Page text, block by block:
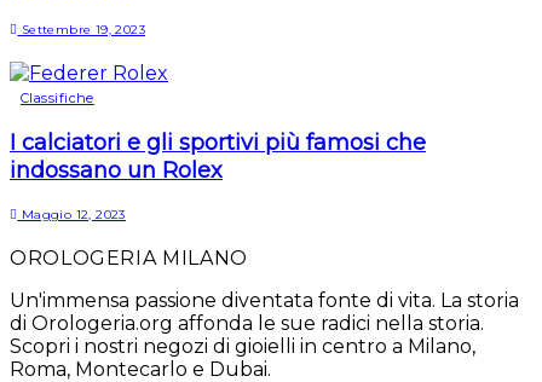
Settembre 19, 2023
Classifiche
I calciatori e gli sportivi più famosi che
indossano un Rolex
Maggio 12, 2023
OROLOGERIA MILANO
Un'immensa passione diventata fonte di vita. La storia
di Orologeria.org affonda le sue radici nella storia.
Scopri i nostri negozi di gioielli in centro a Milano,
Roma, Montecarlo e Dubai.